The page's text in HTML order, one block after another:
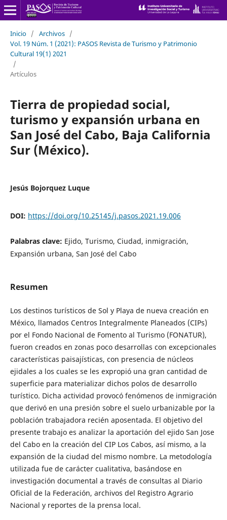
Inicio / Archivos /
Vol. 19 Núm. 1 (2021): PASOS Revista de Turismo y Patrimonio
Cultural 19(1) 2021
/
Artículos
Tierra de propiedad social,
turismo y expansión urbana en
San José del Cabo, Baja California
Sur (México).
Jesús Bojorquez Luque
DOI: https://doi.org/10.25145/j.pasos.2021.19.006
Palabras clave: Ejido, Turismo, Ciudad, inmigración,
Expansión urbana, San José del Cabo
Resumen
Los destinos turísticos de Sol y Playa de nueva creación en
México, llamados Centros Integralmente Planeados (CIPs)
por el Fondo Nacional de Fomento al Turismo (FONATUR),
fueron creados en zonas poco desarrollas con excepcionales
características paisajísticas, con presencia de núcleos
ejidales a los cuales se les expropió una gran cantidad de
superficie para materializar dichos polos de desarrollo
turístico. Dicha actividad provocó fenómenos de inmigración
que derivó en una presión sobre el suelo urbanizable por la
población trabajadora recién aposentada. El objetivo del
presente trabajo es analizar la aportación del ejido San Jose
del Cabo en la creación del CIP Los Cabos, así mismo, a la
expansión de la ciudad del mismo nombre. La metodología
utilizada fue de carácter cualitativa, basándose en
investigación documental a través de consultas al Diario
Oficial de la Federación, archivos del Registro Agrario
Nacional y reportes de la prensa local.